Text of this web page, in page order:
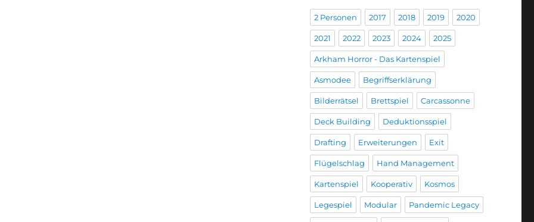
2 Personen 2017 2018 2019 2020
2021 2022 2023 2024 2025
Arkham Horror - Das Kartenspiel
Asmodee Begriffserklärung
Bilderrätsel Brettspiel Carcassonne
Deck Building Deduktionsspiel
Drafting Erweiterungen Exit
Flügelschlag Hand Management
Kartenspiel Kooperativ Kosmos
Legespiel Modular Pandemic Legacy